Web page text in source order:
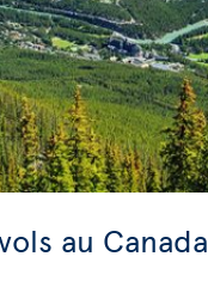
au Canada